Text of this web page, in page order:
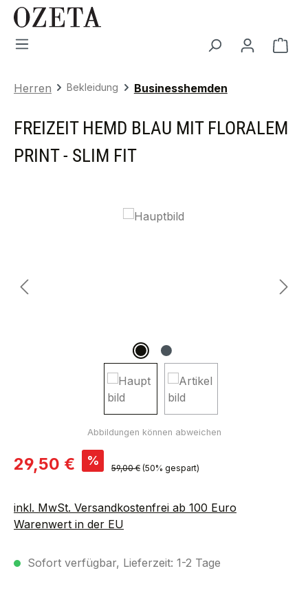
Zum Hauptinhalt springen
Herren Bekleidung Businesshemden
FREIZEIT HEMD BLAU MIT FLORALEM
PRINT - SLIM FIT
Bildergalerie überspringen
Verkaufspreis:
29,50 € % Regulärer Preis:
59,00 € (50% gespart)
inkl. MwSt. Versandkostenfrei ab 100 Euro
Warenwert in der EU
Sofort verfügbar, Lieferzeit: 1-2 Tage